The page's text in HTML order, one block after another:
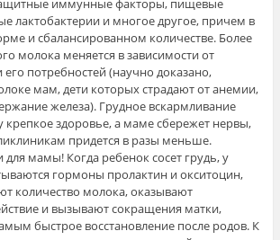
иммунные факторы, пищевые
лактобактерии и многое другое, причем в
и сбалансированном количестве. Более
молока меняется в зависимости от
его потребностей (научно доказано,
мам, дети которых страдают от анемии,
железа). Грудное вскармливание
здоровье, а маме сбережет нервы,
придется в разы меньше.
мамы! Когда ребенок сосет грудь, у
гормоны пролактин и окситоцин,
количество молока, оказывают
и вызывают сокращения матки,
быстрое восстановление после родов. К